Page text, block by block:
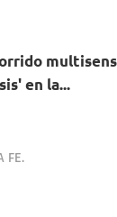
en la...
FE.